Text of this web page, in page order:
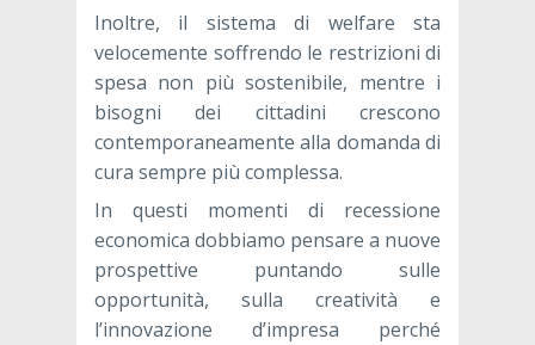
Inoltre, il sistema di welfare sta
velocemente soffrendo le restrizioni di
spesa non più sostenibile, mentre i
bisogni dei cittadini crescono
contemporaneamente alla domanda di
cura sempre più complessa.
In questi momenti di recessione
economica dobbiamo pensare a nuove
prospettive puntando sulle
opportunità, sulla creatività e
l’innovazione d’impresa perché